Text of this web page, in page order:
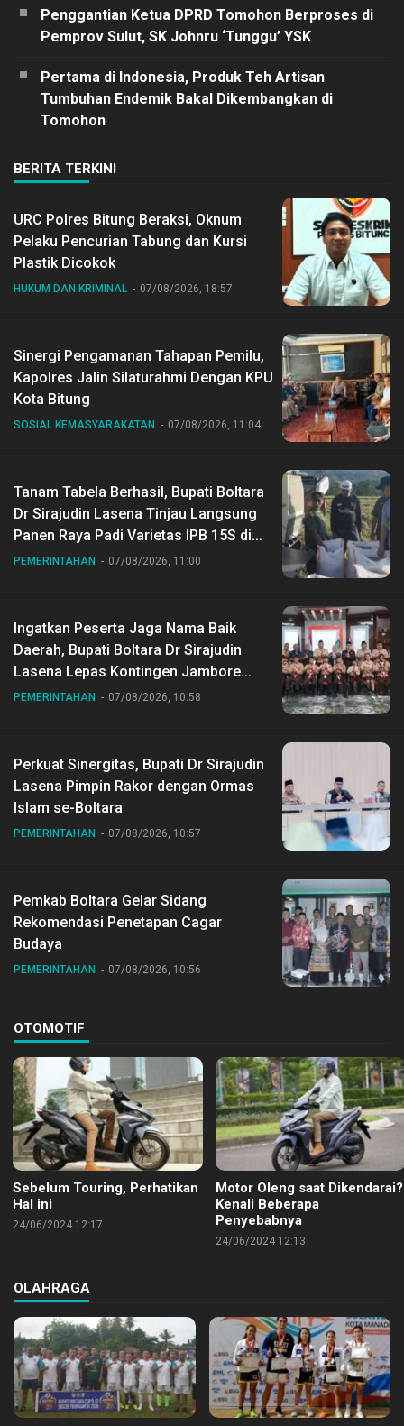
Penggantian Ketua DPRD Tomohon Berproses di
Pemprov Sulut, SK Johnru ‘Tunggu’ YSK
Pertama di Indonesia, Produk Teh Artisan
Tumbuhan Endemik Bakal Dikembangkan di
Tomohon
BERITA TERKINI
URC Polres Bitung Beraksi, Oknum
Pelaku Pencurian Tabung dan Kursi
Plastik Dicokok
HUKUM DAN KRIMINAL 07/08/2026, 18:57
Sinergi Pengamanan Tahapan Pemilu,
Kapolres Jalin Silaturahmi Dengan KPU
Kota Bitung
SOSIAL KEMASYARAKATAN 07/08/2026, 11:04
Tanam Tabela Berhasil, Bupati Boltara
Dr Sirajudin Lasena Tinjau Langsung
Panen Raya Padi Varietas IPB 15S di
Desa Gihang
PEMERINTAHAN 07/08/2026, 11:00
Ingatkan Peserta Jaga Nama Baik
Daerah, Bupati Boltara Dr Sirajudin
Lasena Lepas Kontingen Jambore
Nasional ke XII di Buperta Cibubur
PEMERINTAHAN 07/08/2026, 10:58
Perkuat Sinergitas, Bupati Dr Sirajudin
Lasena Pimpin Rakor dengan Ormas
Islam se-Boltara
PEMERINTAHAN 07/08/2026, 10:57
Pemkab Boltara Gelar Sidang
Rekomendasi Penetapan Cagar
Budaya
PEMERINTAHAN 07/08/2026, 10:56
OTOMOTIF
Sebelum Touring, Perhatikan
Hal ini
24/06/2024 12:17
Motor Oleng saat Dikendarai?
Kenali Beberapa
Penyebabnya
24/06/2024 12:13
OLAHRAGA